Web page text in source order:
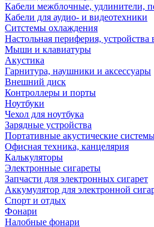
Кабели межблочные, удлинители,
Кабели для аудио- и видеотехники
Ситстемы охлаждения
Настольная периферия, устройства
Мыши и клавиатуры
Акустика
Гарнитура, наушники и аксессуары
Внешний диск
Контроллеры и порты
Ноутбуки
Чехол для ноутбука
Зарядные устройства
Портативные акустические
Офисная техника, канцелярия
Калькуляторы
Электронные сигареты
Запчасти для электронных сигарет
Аккумулятор для электронной
Спорт и отдых
Фонари
Налобные фонари